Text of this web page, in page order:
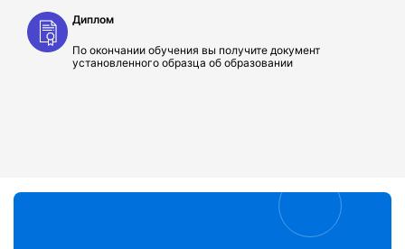
Диплом
По окончании обучения вы получите документ
установленного образца об образовании